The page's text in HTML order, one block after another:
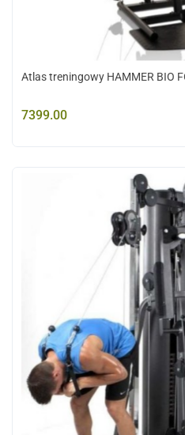
Atlas treningowy HAMMER BIO
7399.00